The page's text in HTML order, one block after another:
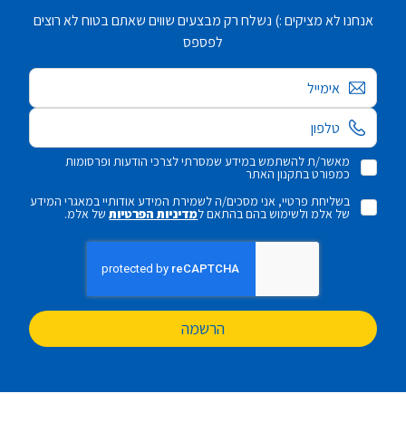
אנחנו לא מציקים :) נשלח רק מבצעים שווים שאתם בטוח לא רוצים
לפספס
אימייל
מאשר/ת להשתמש במידע שמסרתי לצרכי הודעות ופרסומות
כמפורט בתקנון האתר
בשליחת פרטיי, אני מסכים/ה לשמירת המידע אודותיי במאגרי המידע
של אלמ ולשימוש בהם בהתאם למדיניות הפרטיותשל אלמ.
הרשמה